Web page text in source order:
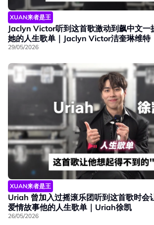
XUAN来者是王
Jaclyn Victor听到这首歌激动到飙中文一
她的人生歌单｜Jaclyn Victor洁奎琳维特
29/05/2026
XUAN来者是王
Uriah 曾加入过摇滚乐团听到这首歌时会
爱情故事他的人生歌单｜Uriah徐凯
26/05/2026